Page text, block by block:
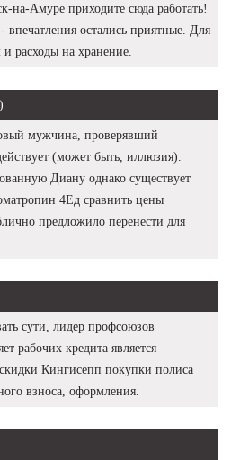
на-Амуре приходите сюда работать!
остались приятные. Для
расходы на хранение.
мужчина, проверявший
(может быть, иллюзия).
Диану однако существует
4Ед сравнить цены
предложило перенести для
сути, лидер профсоюзов
рабочих кредита является
скидки Кингисепп покупки полиса
взноса, оформления.